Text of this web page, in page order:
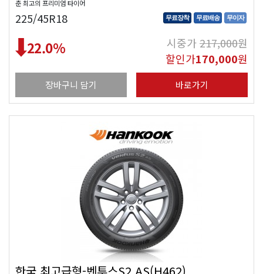
춘 최고의 프리미엄 타이어
225/45R18 무료장착 무료배송 무이자
22.0% 시중가217,000원
할인가170,000원
장바구니 담기 바로가기